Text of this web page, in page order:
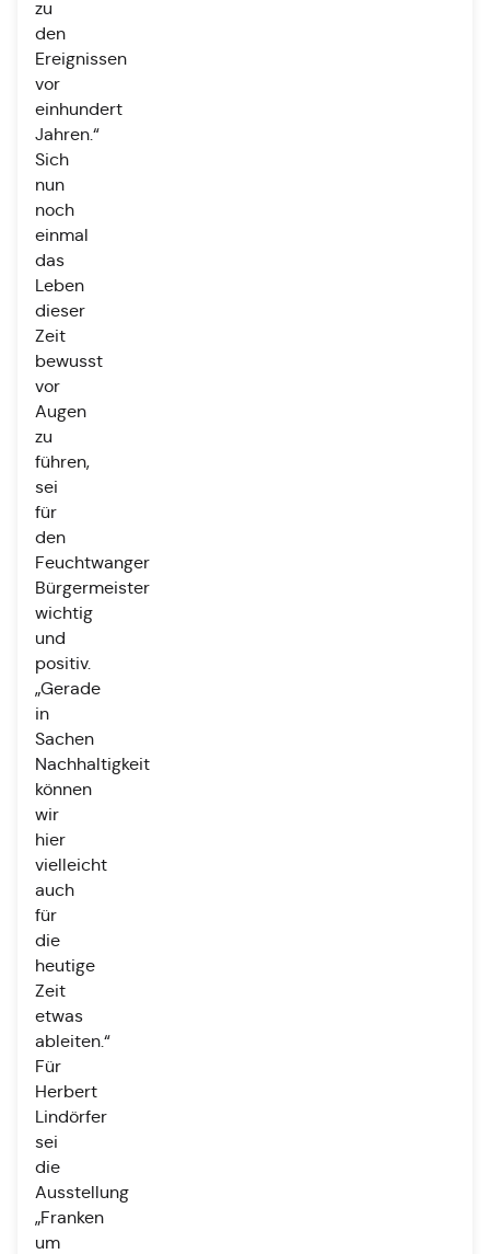
zu
den
Ereignissen
vor
einhundert
Jahren.“
Sich
nun
noch
einmal
das
Leben
dieser
Zeit
bewusst
vor
Augen
zu
führen,
sei
für
den
Feuchtwanger
Bürgermeister
wichtig
und
positiv.
„Gerade
in
Sachen
Nachhaltigkeit
können
wir
hier
vielleicht
auch
für
die
heutige
Zeit
etwas
ableiten.“
Für
Herbert
Lindörfer
sei
die
Ausstellung
„Franken
um